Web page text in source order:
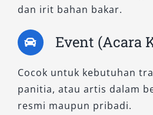
ideal untuk perjalanan jarak
memilih varian ini untuk
karena perawatannya
bahan bakarnya efisien.
Anda yang mengutamakan
pengalaman berkendara
dan irit bahan bakar.
Event (Acara
Cocok untuk kebutuhan
panitia, atau artis dalam
resmi maupun pribadi.